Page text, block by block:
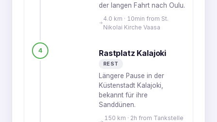
der langen Fahrt nach Oulu.
4.0 km · 10min from St.
Nikolai Kirche Vaasa
4 Rastplatz Kalajoki
REST
Längere Pause in der
Küstenstadt Kalajoki,
bekannt für ihre
Sanddünen.
150 km · 2h from Tankstelle